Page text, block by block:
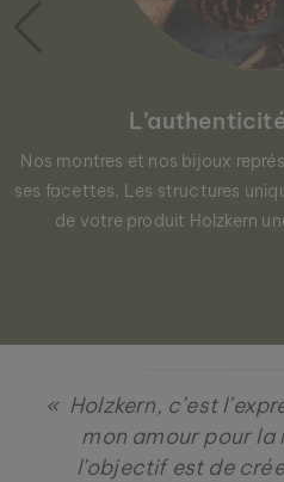
Nos montres et nos bijoux
ses facettes. Les structures
de votre produit Holzkern
« Holzkern, c’est
mon amour pour la
l’objectif est de